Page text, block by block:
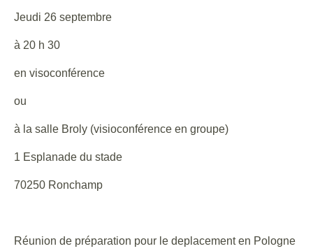
Jeudi 26 septembre
à 20 h 30
en visoconférence
ou
à la salle Broly (visioconférence en groupe)
1 Esplanade du stade
70250 Ronchamp
Réunion de préparation pour le deplacement en Pologne